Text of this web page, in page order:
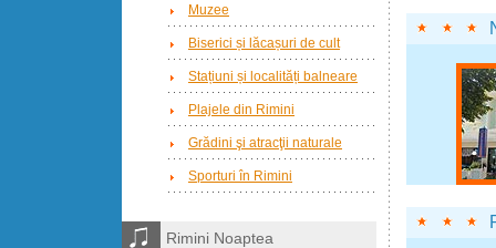
Muzee
Biserici și lăcașuri de cult
Stațiuni și localități balneare
Plajele din Rimini
Grădini şi atracţii naturale
Sporturi în Rimini
Rimini Noaptea